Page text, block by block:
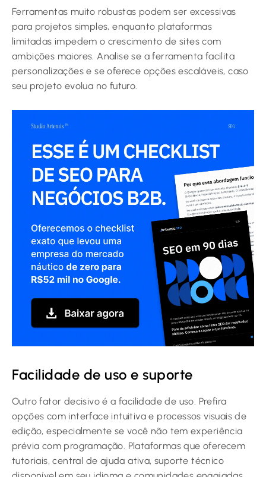
Ferramentas muito robustas podem ser excessivas
para projetos simples, enquanto plataformas
limitadas impedem o crescimento de sites com
ambições maiores. Analise se a ferramenta facilita
personalizações e se oferece opções escaláveis, caso
seu projeto evolua no futuro.
Facilidade de uso e suporte
Outro fator decisivo é a facilidade de uso. Prefira
opções com interface intuitiva e processos visuais de
edição, especialmente se você não tem experiência
prévia com programação. Plataformas que oferecem
tutoriais, central de ajuda ativa, suporte técnico